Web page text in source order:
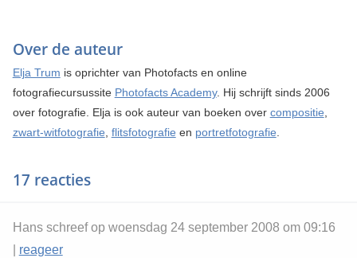
Over de auteur
Elja Trum is oprichter van Photofacts en online
fotografiecursussite Photofacts Academy. Hij schrijft sinds 2006
over fotografie. Elja is ook auteur van boeken over compositie,
zwart-witfotografie, flitsfotografie en portretfotografie.
17 reacties
Hans schreef op woensdag 24 september 2008 om 09:16
reageer